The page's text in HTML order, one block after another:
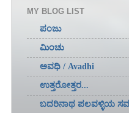
MY BLOG LIST
ಪಂಜು
ಮಿಂಚು
ಅವಧಿ / Avadhi
ಉತ್ತರೋತ್ತರ...
ಬದರಿನಾಥ ಪಲವಳ್ಳಿಯ